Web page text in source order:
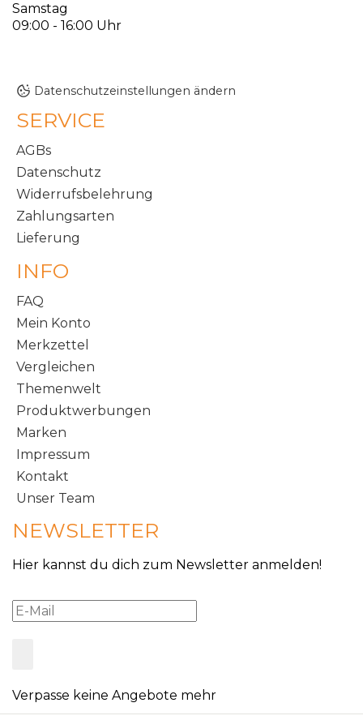
Samstag
09:00 - 16:00 Uhr
Datenschutzeinstellungen ändern
SERVICE
AGBs
Datenschutz
Widerrufsbelehrung
Zahlungsarten
Lieferung
INFO
FAQ
Mein Konto
Merkzettel
Vergleichen
Themenwelt
Produktwerbungen
Marken
Impressum
Kontakt
Unser Team
NEWSLETTER
Hier kannst du dich zum Newsletter anmelden!
Verpasse keine Angebote mehr